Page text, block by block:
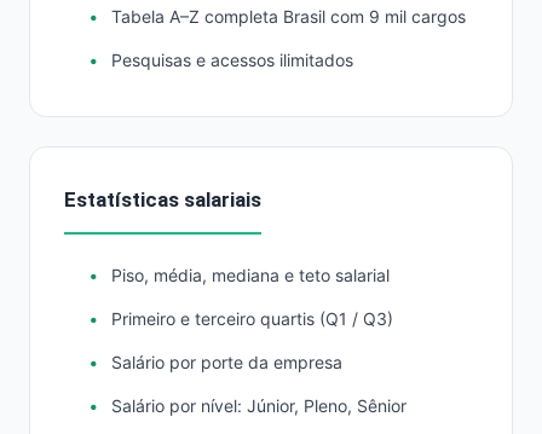
Tabela A–Z completa Brasil com 9 mil cargos
Pesquisas e acessos ilimitados
Estatísticas salariais
Piso, média, mediana e teto salarial
Primeiro e terceiro quartis (Q1 / Q3)
Salário por porte da empresa
Salário por nível: Júnior, Pleno, Sênior